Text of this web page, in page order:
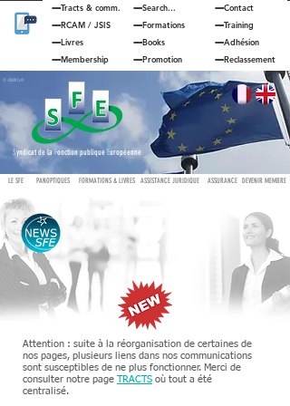
Tracts & comm.
RCAM / JSIS
Livres
Membership
Search...
Formations
Books
Promotion
Contact
Training
Adhésion
Reclassement
© JOUAN Cyril
Syndicat de laFonction publique Européenne
LE SFE PANOPTIQUES FORMATIONS & LIVRES ASSISTANCE JURIDIQUE ASSURANCE DEVENIR MEMBRE
Attention : suite à la réorganisation de certaines de
nos pages, plusieurs liens dans nos communications
sont susceptibles de ne plus fonctionner. Merci de
consulter notre page TRACTS où tout a été
centralisé.